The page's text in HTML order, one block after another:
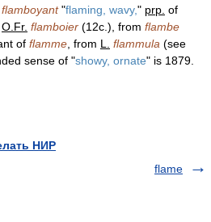
flamboyant"flaming, wavy," prp. of
O.Fr. flamboier (12c.), from flambe
of flamme , from L. flammula (see
sense of "showy, ornate" is 1879.
НИР
flame